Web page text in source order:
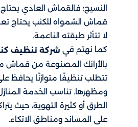
النسيج؛ فالقماش العادي يحتاج
قماش الشمواه للكنب يحتاج
لا تتأثر طبقته الناعمة.
كما نهتم في شركة تنظيف
بالأرائك المصنوعة من قماش
تتطلب تنظيفًا متوازنًا يحافظ
ومظهرها. تناسب الخدمة
الطرق أو كثيرة التهوية، حيث
على المساند ومناطق الاتكاء.